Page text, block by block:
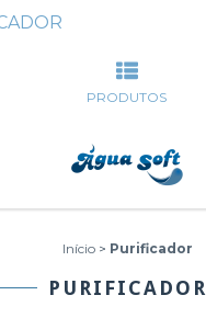
PRODUTOS
Início > Purificador
PURIFICADOR